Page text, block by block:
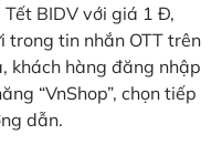
BIDV với giá 1 Đ,
trong tin nhắn OTT trên
khách hàng đăng nhập
“VnShop”, chọn tiếp
dẫn.